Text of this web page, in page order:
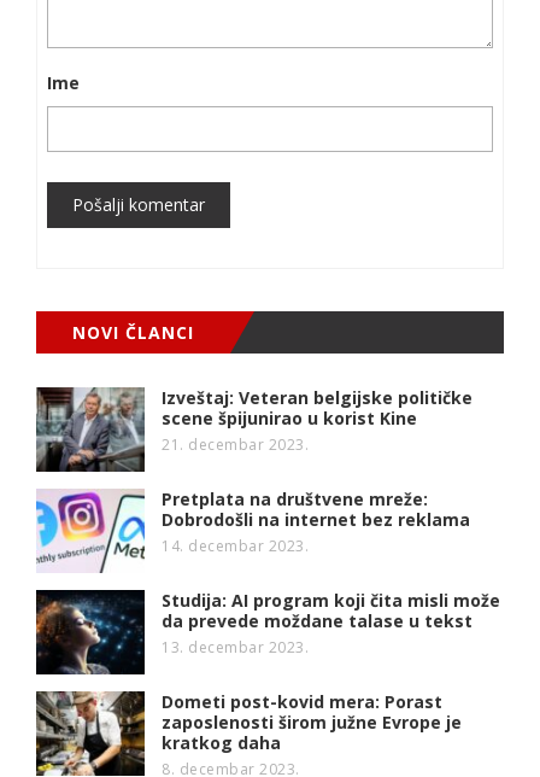
Ime
Pošalji komentar
NOVI ČLANCI
Izveštaj: Veteran belgijske političke
scene špijunirao u korist Kine
21. decembar 2023.
Pretplata na društvene mreže:
Dobrodošli na internet bez reklama
14. decembar 2023.
Studija: AI program koji čita misli može
da prevede moždane talase u tekst
13. decembar 2023.
Dometi post-kovid mera: Porast
zaposlenosti širom južne Evrope je
kratkog daha
8. decembar 2023.